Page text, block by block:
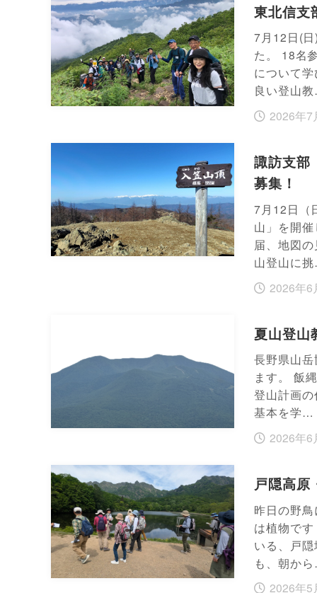
東北信支
7月12日(
た。 18名
について
良い登山
2026年7
諏訪支部
募集！
7月12日（
山」を開
届、地図
山登山に
2026年6
夏山登
長野県山
ます。 飯
登山計画
基本を学…
2026年6
戸隠高原
昨日の野
は植物で
いる、戸
も、朝か
2026年5